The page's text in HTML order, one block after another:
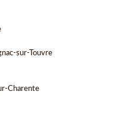
sur-Touvre
Charente